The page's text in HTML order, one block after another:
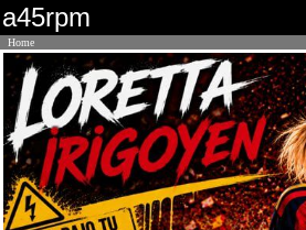
a45rpm
Home